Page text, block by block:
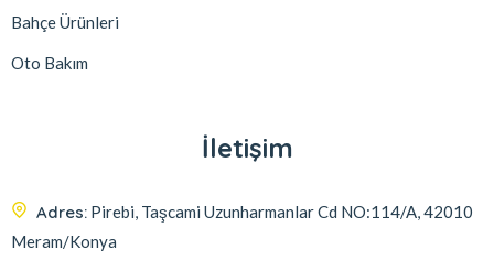
Bahçe Ürünleri
Oto Bakım
İletişim
Adres: Pirebi, Taşcami Uzunharmanlar Cd NO:114/A, 42010
Meram/Konya